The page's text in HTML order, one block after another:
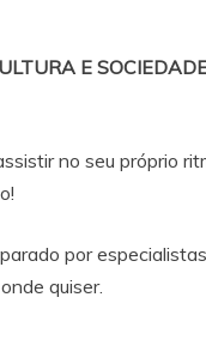
E
no seu próprio
por
quiser.